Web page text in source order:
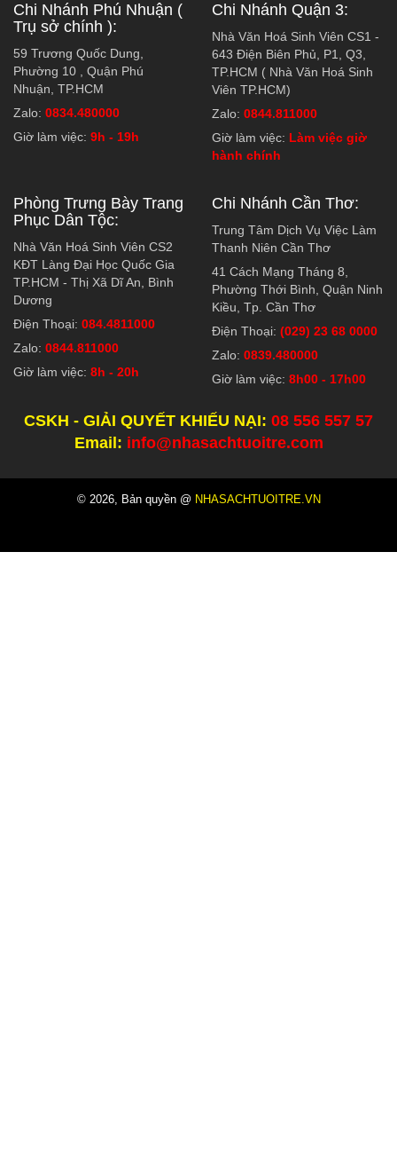
Chi Nhánh Phú Nhuận (
Trụ sở chính ):
59 Trương Quốc Dung,
Phường 10 , Quận Phú
Nhuận, TP.HCM
Zalo: 0834.480000
Giờ làm việc: 9h - 19h
Chi Nhánh Quận 3:
Nhà Văn Hoá Sinh Viên CS1 -
643 Điện Biên Phủ, P1, Q3,
TP.HCM ( Nhà Văn Hoá Sinh
Viên TP.HCM)
Zalo: 0844.811000
Giờ làm việc: Làm việc giờ
hành chính
Phòng Trưng Bày Trang
Phục Dân Tộc:
Nhà Văn Hoá Sinh Viên CS2
KĐT Làng Đại Học Quốc Gia
TP.HCM - Thị Xã Dĩ An, Bình
Dương
Điện Thoại: 084.4811000
Zalo: 0844.811000
Giờ làm việc: 8h - 20h
Chi Nhánh Cần Thơ:
Trung Tâm Dịch Vụ Việc Làm
Thanh Niên Cần Thơ
41 Cách Mạng Tháng 8,
Phường Thới Bình, Quận Ninh
Kiều, Tp. Cần Thơ
Điện Thoại: (029) 23 68 0000
Zalo: 0839.480000
Giờ làm việc: 8h00 - 17h00
CSKH - GIẢI QUYẾT KHIẾU NẠI: 08 556 557 57
Email: info@nhasachtuoitre.com
© 2026, Bản quyền @ NHASACHTUOITRE.VN